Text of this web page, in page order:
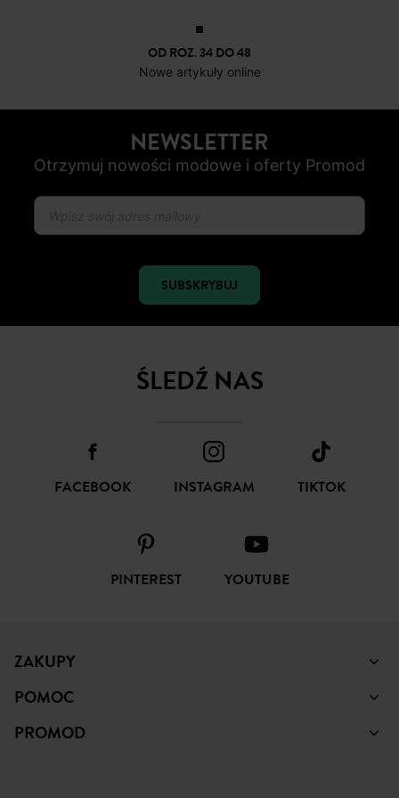
OD ROZ. 34 DO 48
Nowe artykuły online
NEWSLETTER
Otrzymuj nowości modowe i oferty Promod
SUBSKRYBUJ
ŚLEDŹ NAS
FACEBOOK INSTAGRAM TIKTOK
PINTEREST YOUTUBE
ZAKUPY
POMOC
PROMOD